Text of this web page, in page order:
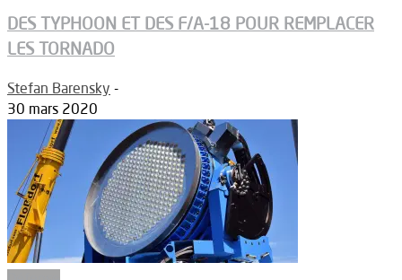
DES TYPHOON ET DES F/A-18 POUR REMPLACER
LES TORNADO
Stefan Barensky -
30 mars 2020